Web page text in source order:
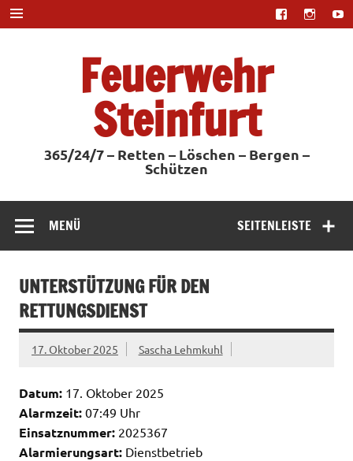
Zum
Inhalt
springen
Feuerwehr
Steinfurt
365/24/7 – Retten – Löschen – Bergen –
Schützen
SEITENLEISTE
MENÜ
UNTERSTÜTZUNG FÜR DEN
RETTUNGSDIENST
17. Oktober 2025 Sascha Lehmkuhl
Datum: 17. Oktober 2025
Alarmzeit: 07:49 Uhr
Einsatznummer: 2025367
Alarmierungsart: Dienstbetrieb